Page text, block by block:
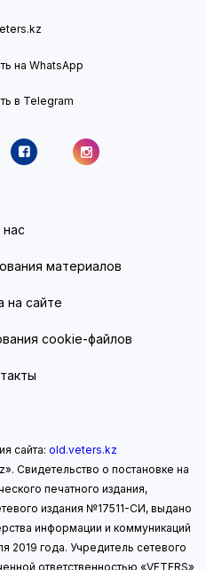
на WhatsApp
в Telegram
материалов
на сайте
cookie-файлов
сайта: old.veters.kz
Свидетельство о постановке на
печатного издания,
издания №17511-СИ, выдано
информации и коммуникаций
2019 года. Учредитель сетевого
ответственностью «VETERS»